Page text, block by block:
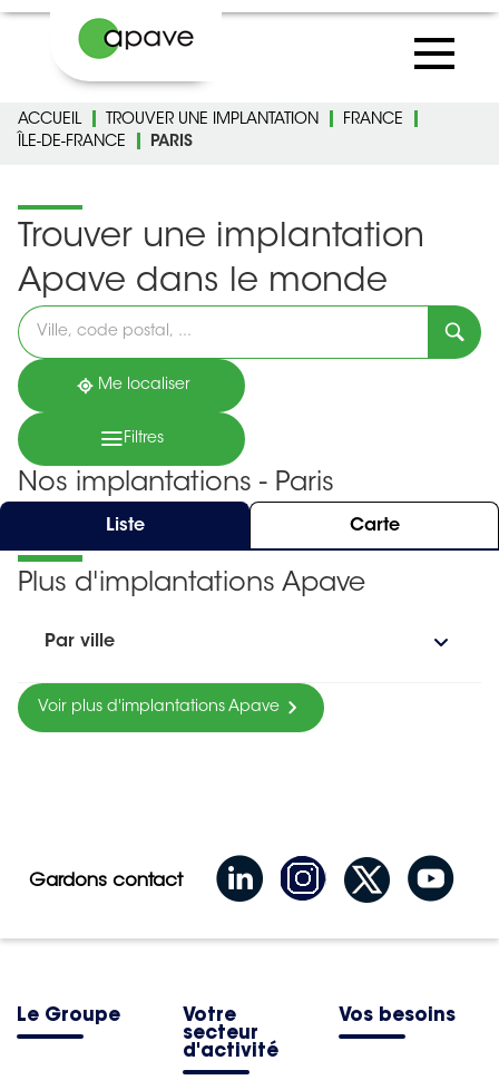
ACCUEIL TROUVER UNE IMPLANTATION
FRANCE
ÎLE-DE-FRANCE
PARIS
Trouver une implantation
Apave dans le monde
Veuillez
renseigner
une
adresse
Me localiser
Filtres
Nos implantations - Paris
Liste Carte
Plus d'implantations Apave
Par ville
Voir plus d'implantations Apave
Gardons contact
Le Groupe Votre
secteur
d'activité
Vos besoins